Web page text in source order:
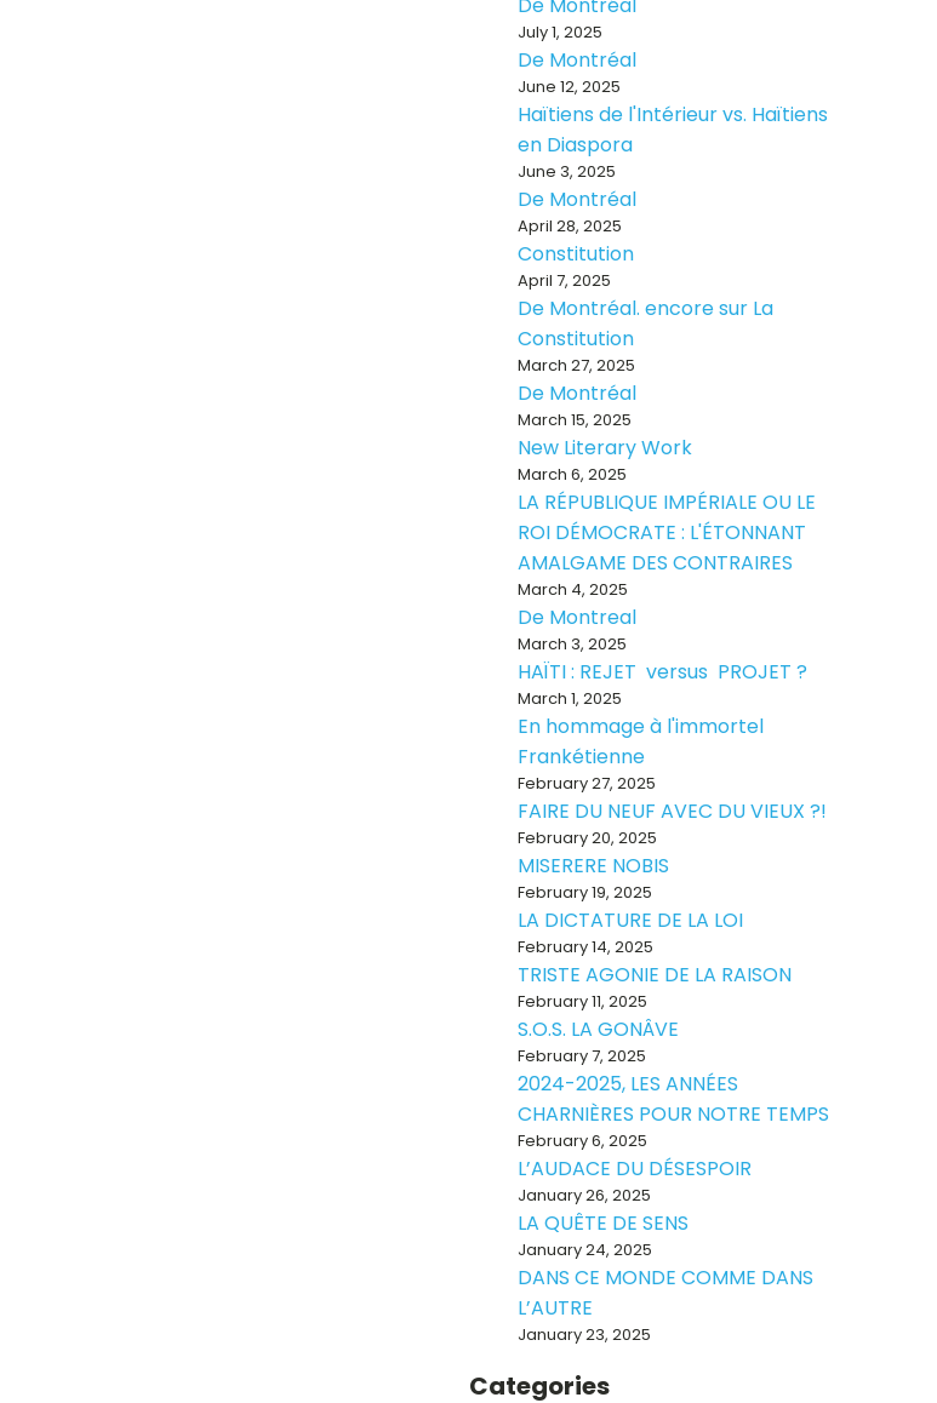
July 1, 2025
De Montréal
June 12, 2025
Haïtiens de l'Intérieur vs. Haïtiens
en Diaspora
June 3, 2025
De Montréal
April 28, 2025
Constitution
April 7, 2025
De Montréal. encore sur La
Constitution
March 27, 2025
De Montréal
March 15, 2025
New Literary Work
March 6, 2025
LA RÉPUBLIQUE IMPÉRIALE OU LE
ROI DÉMOCRATE : L'ÉTONNANT
AMALGAME DES CONTRAIRES
March 4, 2025
De Montreal
March 3, 2025
HAÏTI : REJET versus PROJET ?
March 1, 2025
En hommage à l'immortel
Frankétienne
February 27, 2025
FAIRE DU NEUF AVEC DU VIEUX ?!
February 20, 2025
MISERERE NOBIS
February 19, 2025
LA DICTATURE DE LA LOI
February 14, 2025
TRISTE AGONIE DE LA RAISON
February 11, 2025
S.O.S. LA GONÂVE
February 7, 2025
2024-2025, LES ANNÉES
CHARNIÈRES POUR NOTRE TEMPS
February 6, 2025
L’AUDACE DU DÉSESPOIR
January 26, 2025
LA QUÊTE DE SENS
January 24, 2025
DANS CE MONDE COMME DANS
L’AUTRE
January 23, 2025
Categories